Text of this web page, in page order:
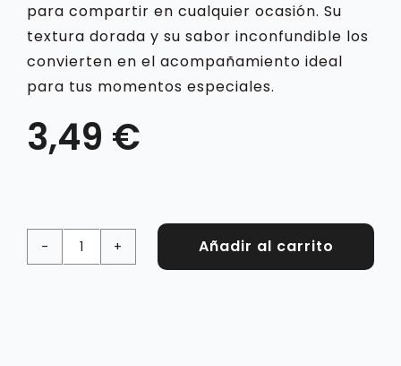
para compartir en cualquier ocasión. Su
textura dorada y su sabor inconfundible los
convierten en el acompañamiento ideal
para tus momentos especiales.
3,49 €
Cubo
Añadir al carrito